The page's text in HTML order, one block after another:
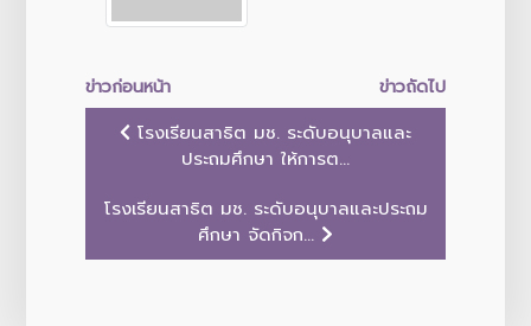
ข่าวก่อนหน้า
ข่าวถัดไป
โรงเรียนสาธิต มช. ระดับอนุบาลและ
ประถมศึกษา ให้การต...
โรงเรียนสาธิต มช. ระดับอนุบาลและประถม
ศึกษา จัดกิจก...